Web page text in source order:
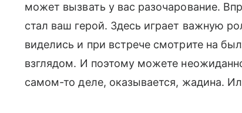
может вызвать у вас разочарование.
стал ваш герой. Здесь играет важную
виделись и при встрече смотрите на
взглядом. И поэтому можете
самом-то деле, оказывается, жадина.